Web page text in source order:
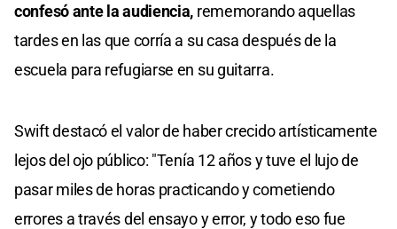
confesó ante la audiencia, rememorando aquellas
tardes en las que corría a su casa después de la
escuela para refugiarse en su guitarra.
Swift destacó el valor de haber crecido artísticamente
lejos del ojo público: "Tenía 12 años y tuve el lujo de
pasar miles de horas practicando y cometiendo
errores a través del ensayo y error, y todo eso fue